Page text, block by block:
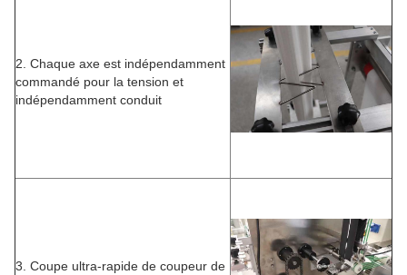
2. Chaque axe est indépendamment
commandé pour la tension et
indépendamment conduit
3. Coupe ultra-rapide de coupeur de